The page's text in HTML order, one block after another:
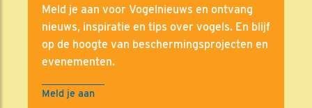
Meld je aan voor Vogelnieuws en ontvang
nieuws, inspiratie en tips over vogels. En blijf
op de hoogte van beschermingsprojecten en
evenementen.
Meld je aan